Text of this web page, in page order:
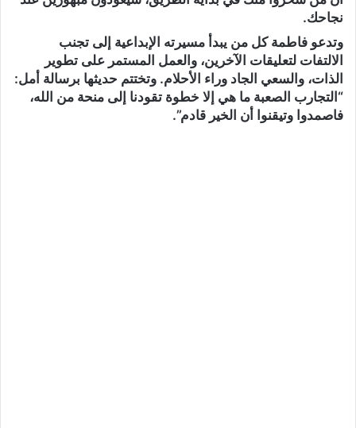
نجاحك.
وتدعو فاطمة كل من يبدأ مسيرته الإبداعية إلى تجنب
الالتفات لتعليقات الآخرين، والعمل المستمر على تطوير
الذات، والسعي الجاد وراء الأحلام. وتختتم حديثها برسالة أمل:
“التجارب الصعبة ما هي إلا خطوة تقودنا إلى منحة من الله،
فاصمدوا وتيقنوا أن الخير قادم”.